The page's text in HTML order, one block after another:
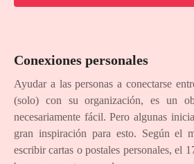
Conexiones personales
Ayudar a las personas a conectarse
(solo) con su organización, es un
necesariamente fácil. Pero algunas
gran inspiración para esto. Según el
escribir cartas o postales personales, el